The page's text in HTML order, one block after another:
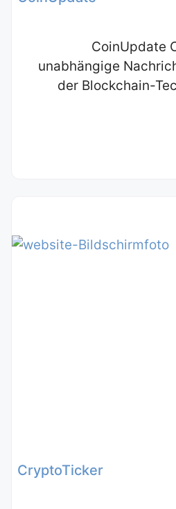
CoinUpdate
unabhängige
der Blockchain-
CryptoTicker